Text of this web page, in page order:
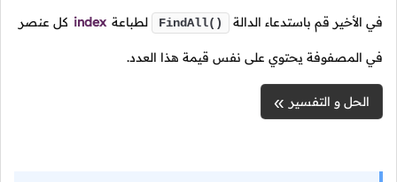
في الأخير قم باستدعاء الدالة FindAll() لطباعة index كل عنصر
في المصفوفة يحتوي على نفس قيمة هذا العدد.
الحل و التفسير